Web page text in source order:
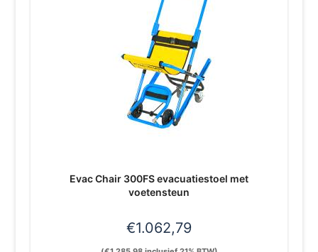
Evac Chair 300FS evacuatiestoel met
voetensteun
€1.062,79